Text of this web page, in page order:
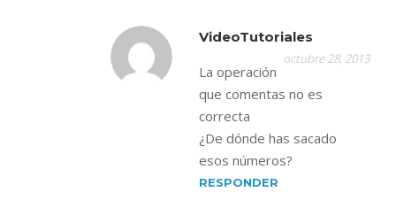
VideoTutoriales
octubre 28, 2013
La operación
que comentas no es
correcta
¿De dónde has sacado
esos números?
RESPONDER